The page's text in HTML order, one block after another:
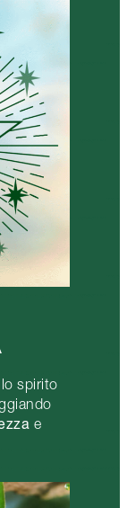
spirito
e